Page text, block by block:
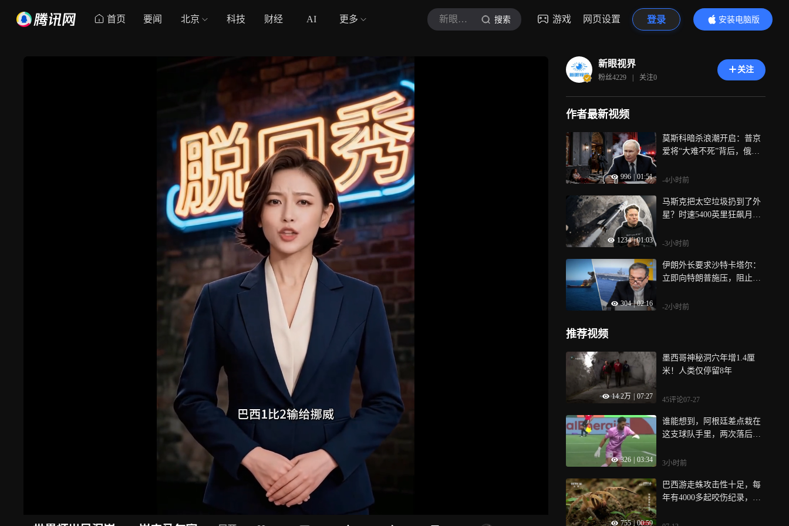
首页 要闻 北京 科技 财经 AI 更多 新眼视界 搜索 游戏 网页设置 登录
安装电脑版
内容更精彩
新眼视界
粉丝4229 | 关注0
关注
作者最新视频
996 01:51
莫斯科暗杀浪潮开启：普京
爱将“大难不死”背后，俄罗
-4小时前
1234 | 01:03
马斯克把太空垃圾扔到了外
星？时速5400英里狂飙月
-3小时前
304 | 02:16
伊朗外长要求沙特卡塔尔：
立即向特朗普施压，阻止美
-2小时前
推荐视频
14.2万 07:27
墨西哥神秘洞穴年增1.4厘
米！人类仅停留8年
45评论07-27
326 03:34
谁能想到，阿根廷差点栽在
这支球队手里，两次落后两
尊重
3小时前
755 | 00:59
巴西游走蛛攻击性十足，每
年有4000多起咬伤纪录，雨